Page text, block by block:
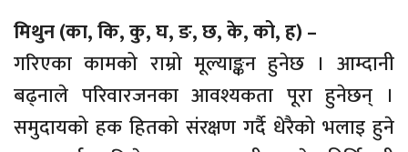
मिथुन (का, कि, कु, घ, ङ, छ, के, को, ह) –
गरिएका कामको राम्रो मूल्याङ्कन हुनेछ । आम्दानी
बढ्नाले परिवारजनका आवश्यकता पूरा हुनेछन् ।
समुदायको हक हितको संरक्षण गर्दै धेरैको भलाइ हुने